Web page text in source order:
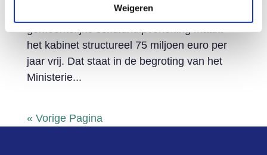
Weigeren
van het kabinet. Voor de verbetering van de
het kabinet structureel 75 miljoen euro per
jaar vrij. Dat staat in de begroting van het
Ministerie...
« Vorige Pagina